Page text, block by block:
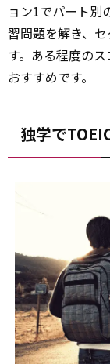
ョン1でパート別
習問題を解き、
す。ある程度の
おすすめです。
独学で